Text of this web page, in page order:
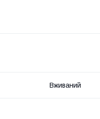
Вживаний